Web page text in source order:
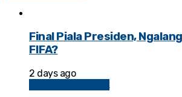
Final Piala Presiden,
FIFA?
2 days ago